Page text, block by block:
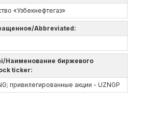
«Узбекнефтегаз»
Abbreviated:
Наименование биржевого
ticker:
привилегированные акции - UZNGP